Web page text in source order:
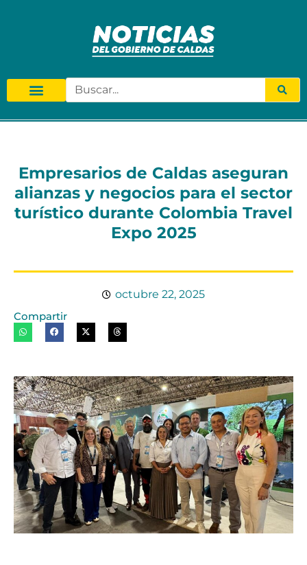
Empresarios de Caldas aseguran
alianzas y negocios para el sector
turístico durante Colombia Travel
Expo 2025
octubre 22, 2025
Compartir